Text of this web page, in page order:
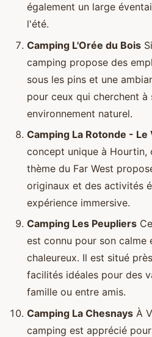
également un large
l'été.
Camping L'Orée du Bois
camping propose des
sous les pins et une
pour ceux qui cherchent à
environnement naturel.
Camping La Rotonde -
concept unique à Hourtin,
thème du Far West
originaux et des activités
expérience immersive.
Camping Les Peupliers
est connu pour son calme
chaleureux. Il est situé
facilités idéales pour des
famille ou entre amis.
Camping La Chesnays À
camping est apprécié